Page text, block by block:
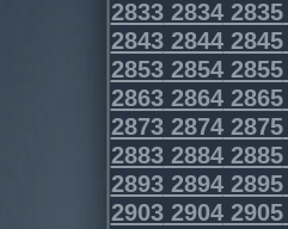
283328342835
284328442845
285328542855
286328642865
287328742875
288328842885
289328942895
290329042905